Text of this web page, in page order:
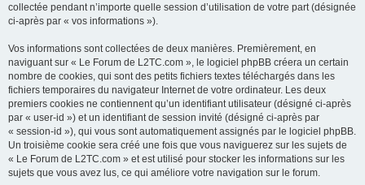
collectée pendant n’importe quelle session d’utilisation de votre part (désignée
ci-après par « vos informations »).
Vos informations sont collectées de deux manières. Premièrement, en
naviguant sur « Le Forum de L2TC.com », le logiciel phpBB créera un certain
nombre de cookies, qui sont des petits fichiers textes téléchargés dans les
fichiers temporaires du navigateur Internet de votre ordinateur. Les deux
premiers cookies ne contiennent qu’un identifiant utilisateur (désigné ci-après
par « user-id ») et un identifiant de session invité (désigné ci-après par
« session-id »), qui vous sont automatiquement assignés par le logiciel phpBB.
Un troisième cookie sera créé une fois que vous naviguerez sur les sujets de
« Le Forum de L2TC.com » et est utilisé pour stocker les informations sur les
sujets que vous avez lus, ce qui améliore votre navigation sur le forum.